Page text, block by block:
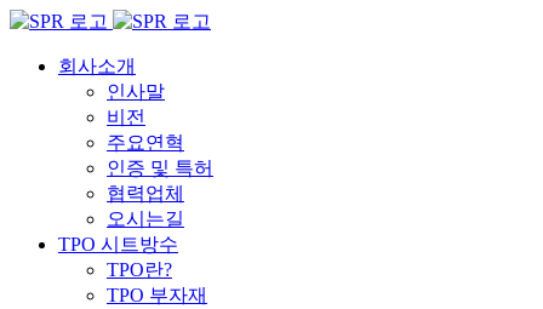
Skip
content회사소개
인사말
비전
주요연혁
인증 및 특허
협력업체
오시는길
TPO 시트방수
TPO란?
TPO 부자재